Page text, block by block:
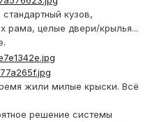
кузов,
рама, целые двери/крылья...
жили милые крыски. Всё
решение системы